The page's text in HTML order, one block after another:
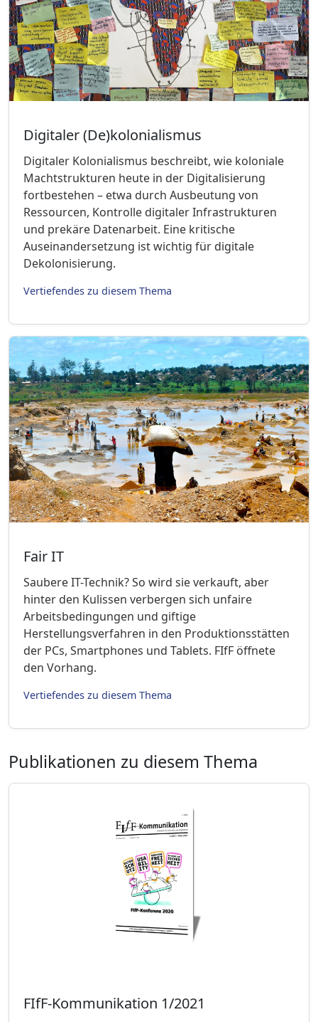
Digitaler (De)kolonialismus
Digitaler Kolonialismus beschreibt, wie koloniale
Machtstrukturen heute in der Digitalisierung
fortbestehen – etwa durch Ausbeutung von
Ressourcen, Kontrolle digitaler Infrastrukturen
und prekäre Datenarbeit. Eine kritische
Auseinandersetzung ist wichtig für digitale
Dekolonisierung.
Vertiefendes zu diesem Thema
Fair IT
Saubere IT-Technik? So wird sie verkauft, aber
hinter den Kulissen verbergen sich unfaire
Arbeitsbedingungen und giftige
Herstellungsverfahren in den Produktionsstätten
der PCs, Smartphones und Tablets. FIfF öffnete
den Vorhang.
Vertiefendes zu diesem Thema
Publikationen zu diesem Thema
FIfF-Kommunikation 1/2021